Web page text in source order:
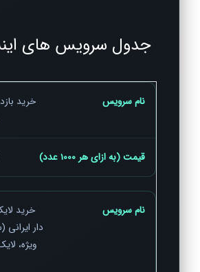
جدول سرویس های
خرید
دار
ویژه،